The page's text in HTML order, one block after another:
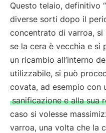
Questo telaio, definitivo “
diverse sorti dopo il
concentrato di varroa,
se la cera è vecchia e si
un ricambio all’interno
utilizzabile, si può
covata, ad esempio con
sanificazione e alla sua
caso si volesse
varroa, una volta che la